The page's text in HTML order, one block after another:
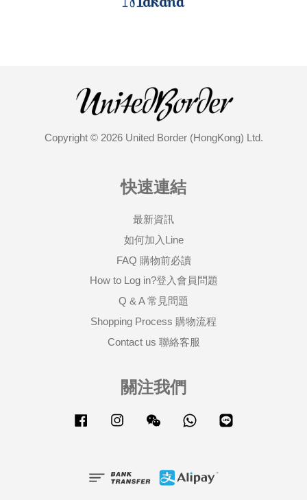
Copyright © 2026 United Border (HongKong) Ltd.
快速連結
最新資訊
如何加入Line
FAQ 購物前必讀
How to Log in?登入會員問題
Q & A 常見問題
Shopping Process 購物流程
Contact us 聯絡客服
關注我們
Facebook Instagram Wechat Whatsapp